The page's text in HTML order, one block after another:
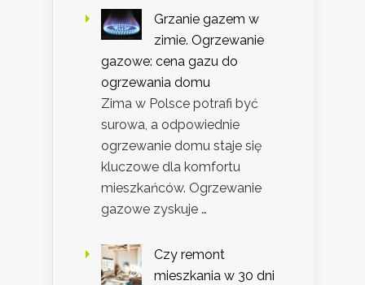
Grzanie gazem w
zimie. Ogrzewanie
gazowe: cena gazu do
ogrzewania domu
Zima w Polsce potrafi być
surowa, a odpowiednie
ogrzewanie domu staje się
kluczowe dla komfortu
mieszkańców. Ogrzewanie
gazowe zyskuje …
Czy remont
mieszkania w 30 dni